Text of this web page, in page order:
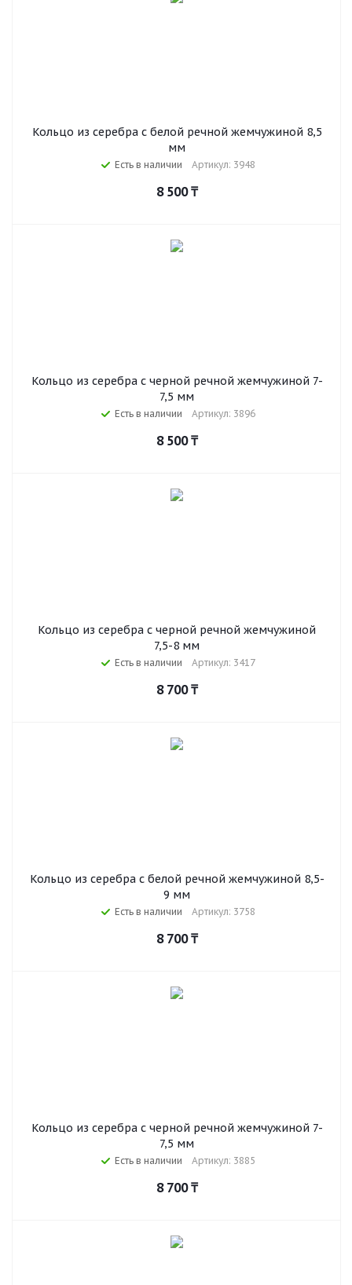
Кольцо из серебра с белой речной жемчужиной 8,5
мм
Есть в наличии Артикул: 3948
8 500₸
Кольцо из серебра с черной речной жемчужиной 7-
7,5 мм
Есть в наличии Артикул: 3896
8 500₸
Кольцо из серебра с черной речной жемчужиной
7,5-8 мм
Есть в наличии Артикул: 3417
8 700₸
Кольцо из серебра с белой речной жемчужиной 8,5-
9 мм
Есть в наличии Артикул: 3758
8 700₸
Кольцо из серебра с черной речной жемчужиной 7-
7,5 мм
Есть в наличии Артикул: 3885
8 700₸